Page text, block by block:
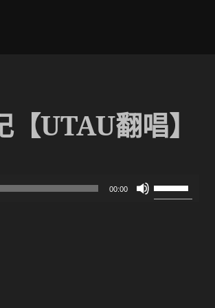
UTAU翻唱】
00:00
使